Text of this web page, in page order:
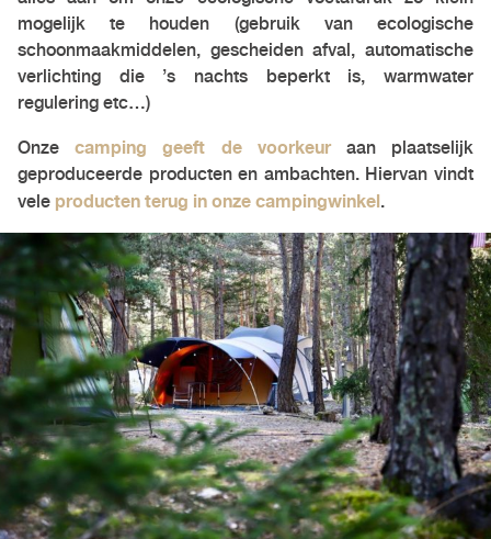
mogelijk te houden (gebruik van ecologische
schoonmaakmiddelen, gescheiden afval, automatische
verlichting die ’s nachts beperkt is, warmwater
regulering etc…)
Onzecamping geeft de voorkeuraan plaatselijk
geproduceerde producten en ambachten. Hiervan vindt
vele producten terug in onze campingwinkel.